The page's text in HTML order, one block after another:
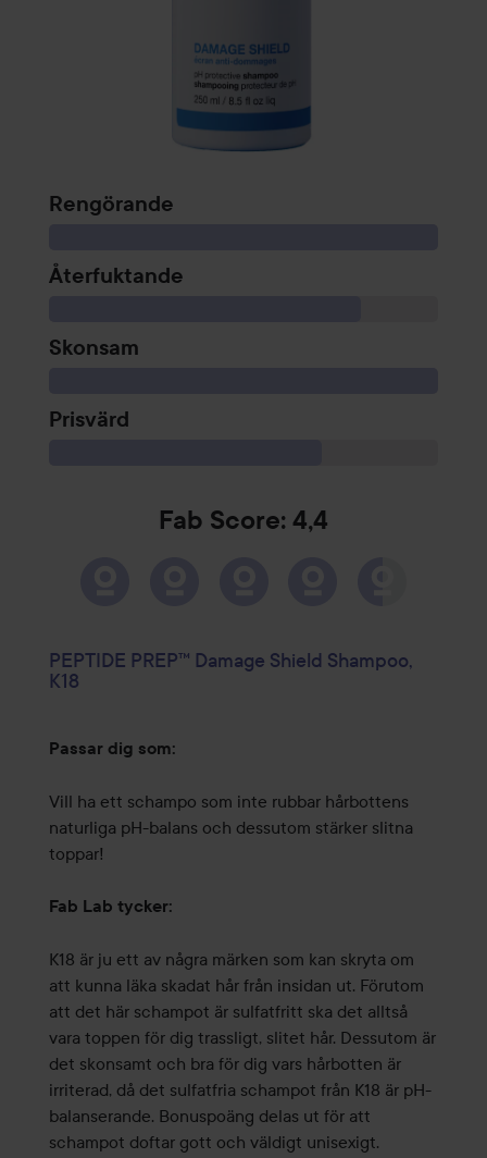
Rengörande
Återfuktande
Skonsam
Prisvärd
Fab Score: 4,4
PEPTIDE PREP™ Damage Shield Shampoo,
K18
Passar dig som:
Vill ha ett schampo som inte rubbar hårbottens
naturliga pH-balans och dessutom stärker slitna
toppar!
Fab Lab tycker:
K18 är ju ett av några märken som kan skryta om
att kunna läka skadat hår från insidan ut. Förutom
att det här schampot är sulfatfritt ska det alltså
vara toppen för dig trassligt, slitet hår. Dessutom är
det skonsamt och bra för dig vars hårbotten är
irriterad, då det sulfatfria schampot från K18 är pH-
balanserande. Bonuspoäng delas ut för att
schampot doftar gott och väldigt unisexigt.